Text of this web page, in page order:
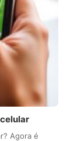
Agora é